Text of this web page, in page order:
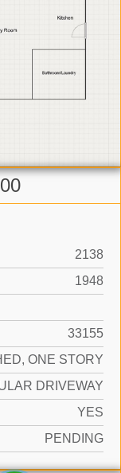
2138
1948
33155
ONE STORY
DRIVEWAY
YES
PENDING